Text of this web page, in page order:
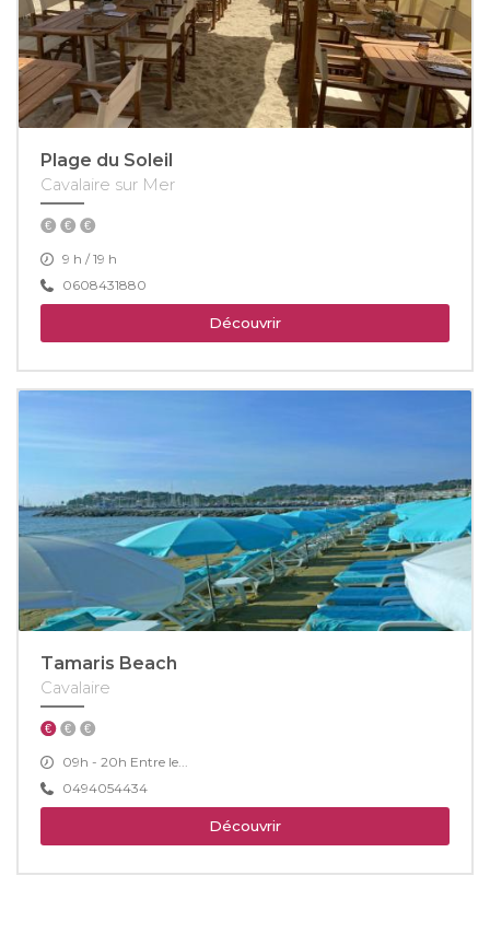
Plage du Soleil
Cavalaire sur Mer
9 h / 19 h
0608431880
Découvrir
Tamaris Beach
Cavalaire
09h - 20h Entre le...
0494054434
Découvrir